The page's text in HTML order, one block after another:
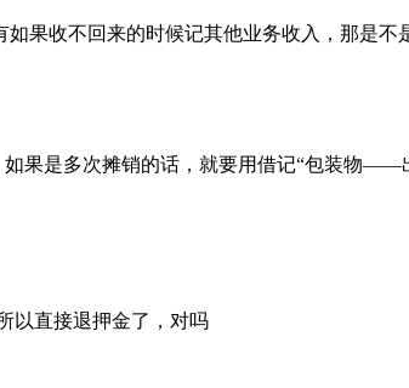
果收不回来的时候记其他业务收入，那是不
果是多次摊销的话，就要用借记“包装物
以直接退押金了，对吗